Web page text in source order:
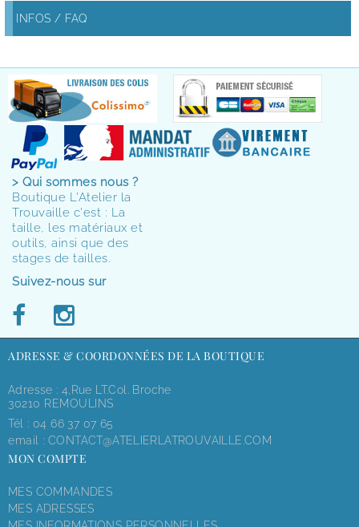
INFOS / FAQ
> Qui sommes nous ?
Boutique L'Atelier la
Trouvaille c'est : La
taille, les matériaux et
outils, ainsi que des
stages de tailles.
Suivez-nous sur
ADRESSE & COORDONNÉES DE LA BOUTIQUE
Adresse : 4,rue LT.Col. Broche
30210 REMOULINS
Tél : 04 66 37 07 65
email : CONTACT@ATELIERLATROUVAILLE.COM
MON COMPTE
MES COMMANDES
MES ADRESSES